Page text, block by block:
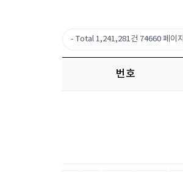
Total 1,241,281건 74660 페이지
번호